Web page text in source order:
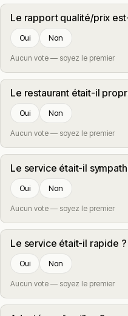
Le rapport qualité/prix
Oui Non
Aucun vote — soyez le premier
Le restaurant était-il
Oui Non
Aucun vote — soyez le premier
Le service était-il
Oui Non
Aucun vote — soyez le premier
Le service était-il rapide ?
Oui Non
Aucun vote — soyez le premier